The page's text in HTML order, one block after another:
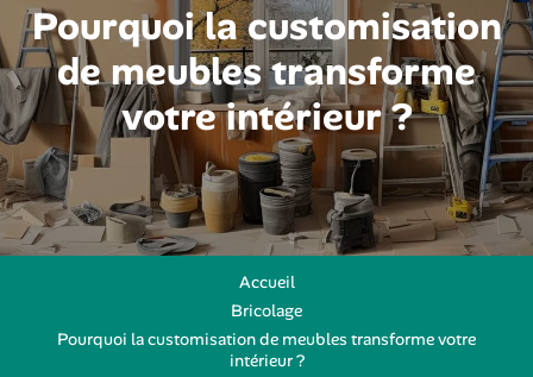
Pourquoi la customisation
de meubles transforme
votre intérieur ?
Accueil
Bricolage
Pourquoi la customisation de meubles transforme votre
intérieur ?